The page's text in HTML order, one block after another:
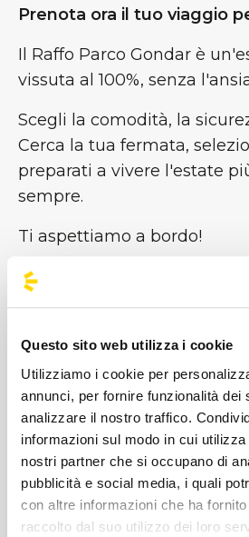
Questo sito web utilizza i cookie
Utilizziamo i cookie per
annunci, per fornire funzionalità dei
analizzare il nostro traffico.
informazioni sul modo in cui
nostri partner che si occupano di
pubblicità e social media, i quali
con altre informazioni che ha
raccolto dal suo utilizzo dei loro
Prenota ora il tuo viaggio
Il Raffo Parco Gondar è
vissuta al 100%, senza
Scegli la comodità, la
Cerca la tua fermata,
preparati a vivere l'estate
sempre.
Ti aspettiamo a bordo!
Non trovi il tuo viaggio?
#BusForFun #ParcoGondar